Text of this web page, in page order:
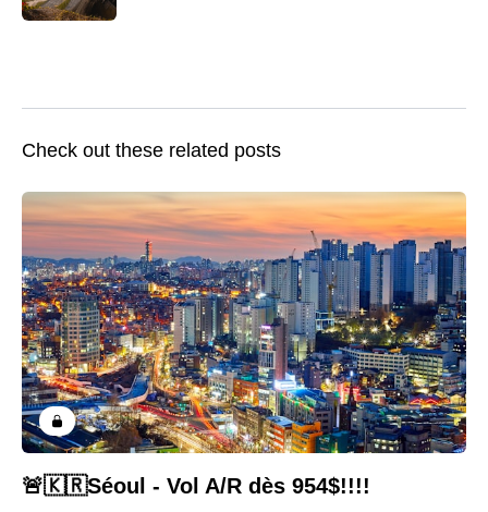
Check out these related posts
🚨🇰🇷Séoul - Vol A/R dès 954$!!!!